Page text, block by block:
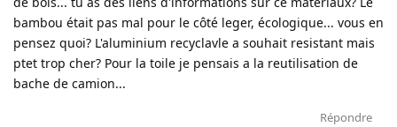
bambou était pas mal pour le côté leger, écologique... vous en
pensez quoi? L'aluminium recyclavle a souhait resistant mais
ptet trop cher? Pour la toile je pensais a la reutilisation de
bache de camion...
Répondre